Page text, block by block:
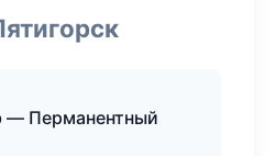
— Перманентный